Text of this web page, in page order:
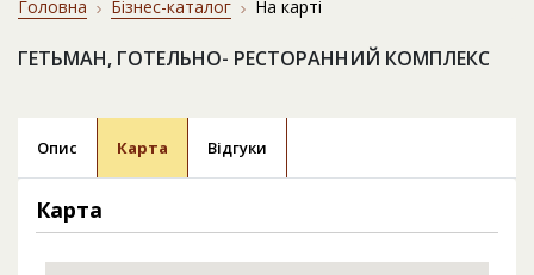
Головна Бізнес-каталог На карті
ГЕТЬМАН, ГОТЕЛЬНО- РЕСТОРАННИЙ КОМПЛЕКС
Опис Карта Відгуки
Карта